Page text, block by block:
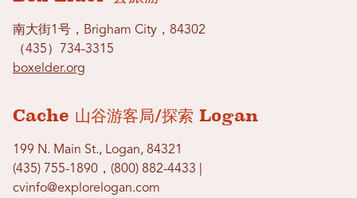
南大街1号，Brigham City，84302
（435）734-3315
boxelder.org
Cache 山谷游客局/探索 Logan
199 N. Main St., Logan, 84321
(435) 755-1890，(800) 882-4433 |
cvinfo@explorelogan.com